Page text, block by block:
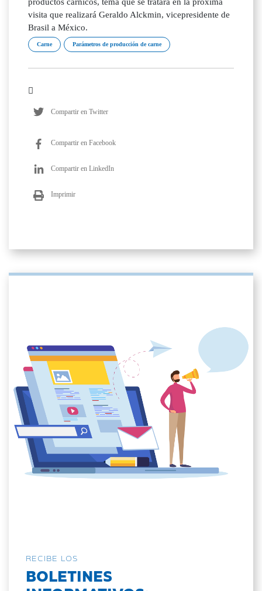
productos cárnicos, tema que se tratará en la próxima
visita que realizará Geraldo Alckmin, vicepresidente de
Brasil a México.
Carne Parámetros de producción de carne
Compartir en Twitter
Compartir en Facebook
Compartir en LinkedIn
Imprimir
RECIBE LOS
BOLETINES